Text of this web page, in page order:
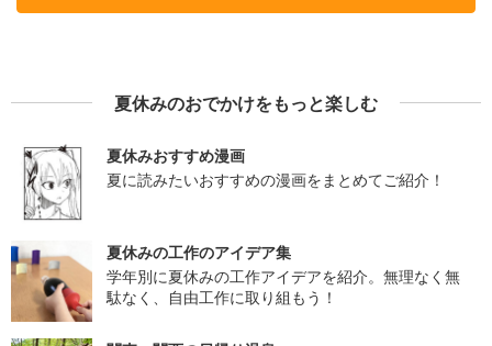
夏休みのおでかけをもっと楽しむ
夏休みおすすめ漫画
夏に読みたいおすすめの漫画をまとめてご紹介！
夏休みの工作のアイデア集
学年別に夏休みの工作アイデアを紹介。無理なく無
駄なく、自由工作に取り組もう！